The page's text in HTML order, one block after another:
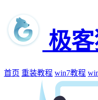
极
首页 重装教程 win7教程